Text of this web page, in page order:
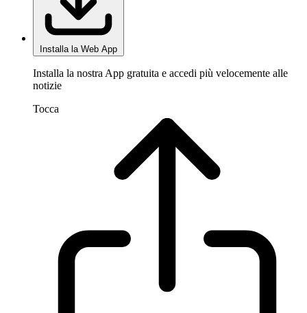
Installa la Web App
Installa la nostra App gratuita e accedi più velocemente alle
notizie
Tocca